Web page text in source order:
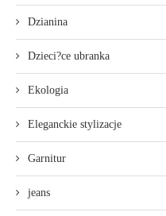
Dzianina
Dzieci?ce ubranka
Ekologia
Eleganckie stylizacje
Garnitur
jeans